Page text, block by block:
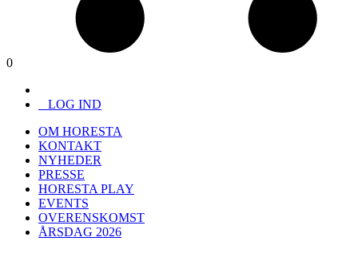
0
LOG IND
OM HORESTA
KONTAKT
NYHEDER
PRESSE
HORESTA PLAY
EVENTS
OVERENSKOMST
ÅRSDAG 2026